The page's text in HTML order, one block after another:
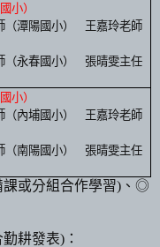
國小）
（潭陽國小） 王嘉玲老師
（永春國小）
張晴雯主任
國小）
（內埔國小） 王嘉玲老師
（南陽國小）
張晴雯主任
課或分組合作學習) 、◎
勤耕發表) ：